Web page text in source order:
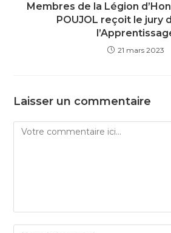
Membres de la Légion
POUJOL reçoit le jury
21 mars 2023
Laisser un commentaire